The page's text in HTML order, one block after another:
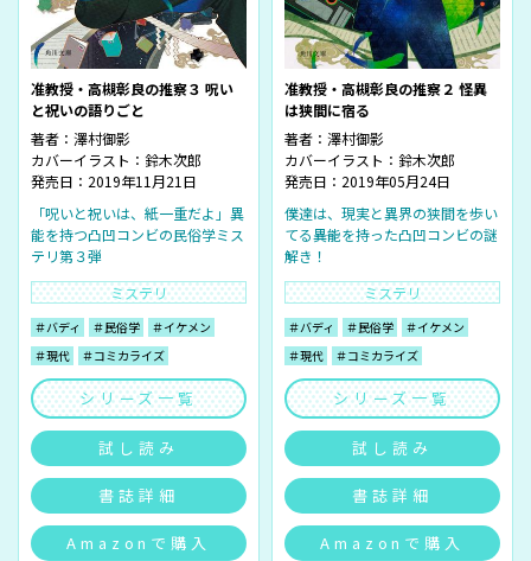
准教授・高槻彰良の推察３ 呪い
と祝いの語りごと
著者： 澤村御影
カバーイラスト： 鈴木次郎
発売日：2019年11月21日
「呪いと祝いは、紙一重だよ」異
能を持つ凸凹コンビの民俗学ミス
テリ第３弾
ミステリ
＃バディ ＃民俗学
＃イケメン
＃現代
＃コミカライズ
シリーズ一覧
試し読み
書誌詳細
Amazonで購入
准教授・高槻彰良の推察２ 怪異
は狭間に宿る
著者： 澤村御影
カバーイラスト： 鈴木次郎
発売日：2019年05月24日
僕達は、現実と異界の狭間を歩い
てる――異能を持った凸凹コンビの謎
解き！
ミステリ
＃バディ ＃民俗学
＃イケメン
＃現代
＃コミカライズ
シリーズ一覧
試し読み
書誌詳細
Amazonで購入